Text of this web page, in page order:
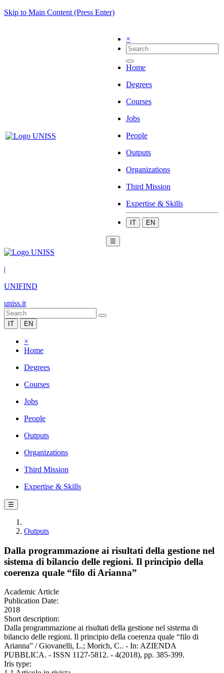
Skip to Main Content (Press Enter)
×
Home
Degrees
Courses
Jobs
People
Outputs
Organizations
Third Mission
Expertise & Skills
IT EN
☰
|
UNIFIND
uniss.it
IT EN
×
Home
Degrees
Courses
Jobs
People
Outputs
Organizations
Third Mission
Expertise & Skills
☰
Outputs
Dalla programmazione ai risultati della gestione nel
sistema di bilancio delle regioni. Il principio della
coerenza quale “filo di Arianna”
Academic Article
Publication Date:
2018
Short description:
Dalla programmazione ai risultati della gestione nel sistema di
bilancio delle regioni. Il principio della coerenza quale “filo di
Arianna” / Giovanelli, L.; Morich, C.. - In: AZIENDA
PUBBLICA. - ISSN 1127-5812. - 4(2018), pp. 385-399.
Iris type: